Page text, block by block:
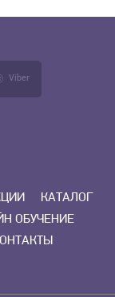
Viber
КАТАЛОГ
ОБУЧЕНИЕ